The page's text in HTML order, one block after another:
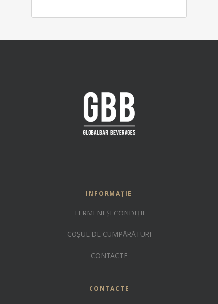
INFORMAȚIE
TERMENI ȘI CONDIȚII
COȘUL DE CUMPĂRĂTURI
CONTACTE
CONTACTE